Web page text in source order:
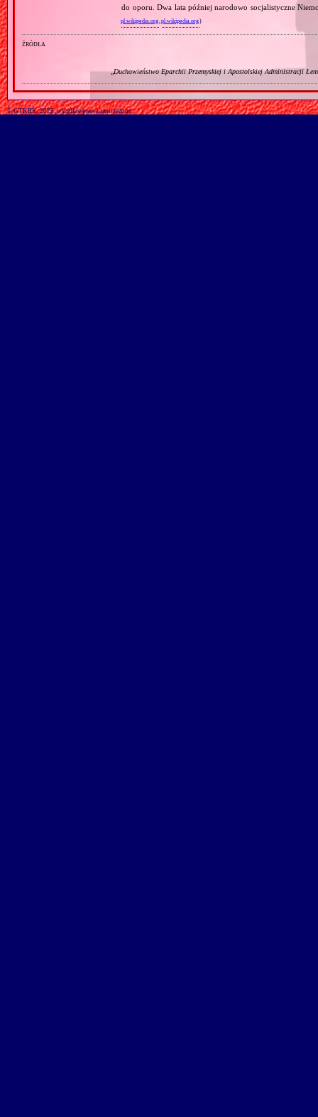
do oporu. Dwa lata później narodowo socjalistyczne
pl.wikipedia.org ,pl.wikipedia.org)
źródła
„Duchowieństwo Eparchii Przemyskiej i Apostolskiej Administracji
© GTKRK, 2025, wszelkie prawa zastrzeżone